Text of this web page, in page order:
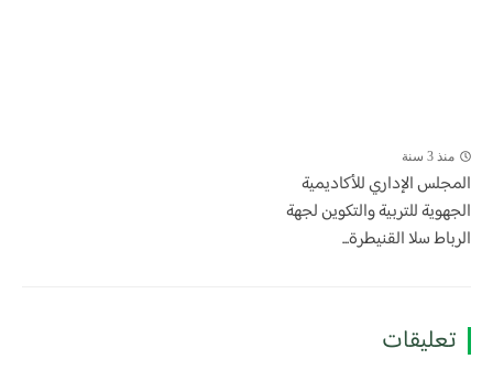
منذ 3 سنة
المجلس الإداري للأكاديمية
الجهوية للتربية والتكوين لجهة
الرباط سلا القنيطرة...
تعليقات